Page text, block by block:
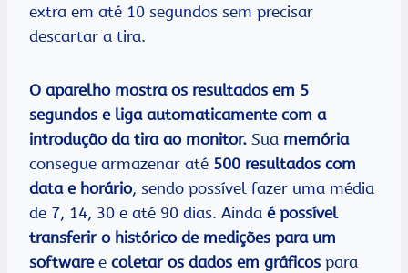
extra em até 10 segundos sem precisar
descartar a tira.
O aparelho mostra os resultados em 5
segundos e liga automaticamente com a
introdução da tira ao monitor. Sua memória
consegue armazenar até 500 resultados com
data e horário, sendo possível fazer uma média
de 7, 14, 30 e até 90 dias. Ainda é possível
transferir o histórico de medições para um
softwaree coletar os dados em gráficos para